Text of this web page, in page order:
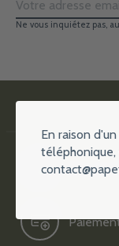
Ne vous inquiétez pas,
Plus de
En raison
téléphonique,